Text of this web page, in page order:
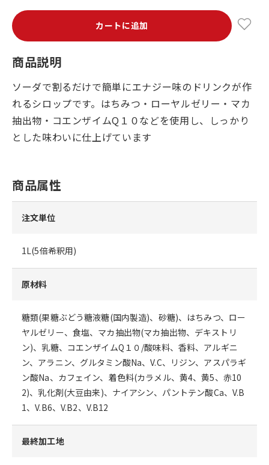
カートに追加
商品説明
ソーダで割るだけで簡単にエナジー味のドリンクが作
れるシロップです。はちみつ・ローヤルゼリー・マカ
抽出物・コエンザイムQ１０などを使用し、しっかり
とした味わいに仕上げています
商品属性
注文単位
1L(5倍希釈用)
原材料
糖類(果糖ぶどう糖液糖(国内製造)、砂糖)、はちみつ、ロー
ヤルゼリー、食塩、マカ抽出物(マカ抽出物、デキストリ
ン)、乳糖、コエンザイムQ１０/酸味料、香料、アルギニ
ン、アラニン、グルタミン酸Na、V.C、リジン、アスパラギ
ン酸Na、カフェイン、着色料(カラメル、黄4、黄5、赤10
2)、乳化剤(大豆由来)、ナイアシン、パントテン酸Ca、V.B
1、V.B6、V.B2、V.B12
最終加工地